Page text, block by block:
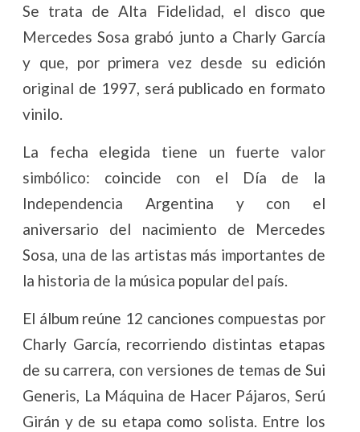
Se trata de Alta Fidelidad, el disco que
Mercedes Sosa grabó junto a Charly García
y que, por primera vez desde su edición
original de 1997, será publicado en formato
vinilo.
La fecha elegida tiene un fuerte valor
simbólico: coincide con el Día de la
Independencia Argentina y con el
aniversario del nacimiento de Mercedes
Sosa, una de las artistas más importantes de
la historia de la música popular del país.
El álbum reúne 12 canciones compuestas por
Charly García, recorriendo distintas etapas
de su carrera, con versiones de temas de Sui
Generis, La Máquina de Hacer Pájaros, Serú
Girán y de su etapa como solista. Entre los